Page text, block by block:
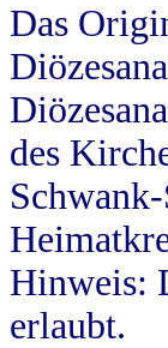
Das
des
Hinweis:
erlaubt.